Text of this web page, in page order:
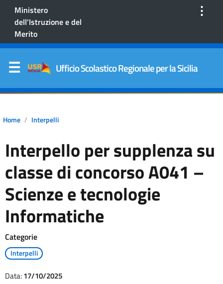
Ministero
dell'Istruzione e del
Merito
⋮
Ufficio Scolastico Regionale per la Sicilia
Home Interpelli
Interpello per supplenza su
classe di concorso A041 –
Scienze e tecnologie
Informatiche
Categorie
Interpelli
Data:17/10/2025